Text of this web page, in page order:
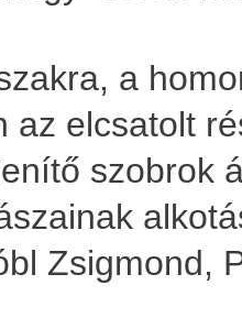
a
az elcsatolt
szobrok
Zsigmond,